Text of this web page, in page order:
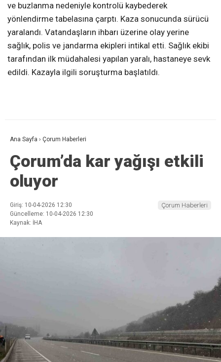
ve buzlanma nedeniyle kontrolü kaybederek
yönlendirme tabelasına çarptı. Kaza sonucunda sürücü
yaralandı. Vatandaşların ihbarı üzerine olay yerine
sağlık, polis ve jandarma ekipleri intikal etti. Sağlık ekibi
tarafından ilk müdahalesi yapılan yaralı, hastaneye sevk
edildi. Kazayla ilgili soruşturma başlatıldı.
Ana Sayfa › Çorum Haberleri
Çorum’da kar yağışı etkili
oluyor
Giriş: 10-04-2026 12:30
Güncelleme: 10-04-2026 12:30
Kaynak: İHA
Çorum Haberleri